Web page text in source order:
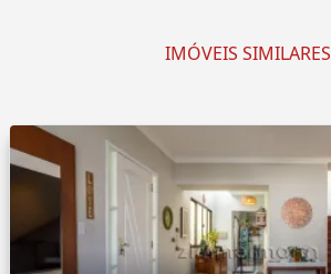
IMÓVEIS SIMILARES